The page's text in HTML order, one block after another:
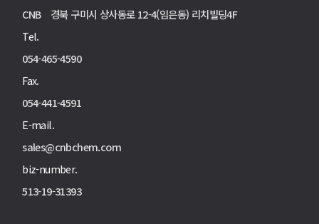
CNB 경북 구미시 상사동로 12-4(임은동) 리치빌딩4F
Tel.
054-465-4590
Fax.
054-441-4591
E-mail.
sales@cnbchem.com
biz-number.
513-19-31393